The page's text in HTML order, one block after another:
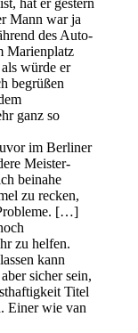
hat er gestern
Mann war ja
des Auto-
Marienplatz
würde er
begrüßen
ganz so
im Berliner
Meister-
beinahe
zu recken,
[…]
zu helfen.
kann
sicher sein,
Titel
Einer wie van